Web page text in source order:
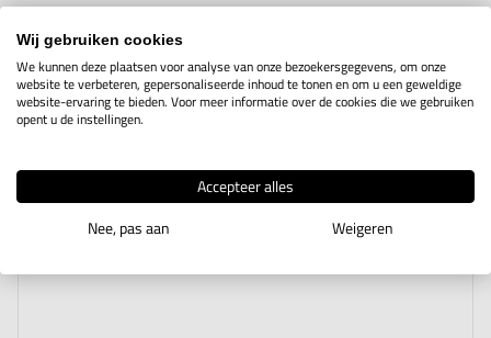
Wij gebruiken cookies
We kunnen deze plaatsen voor analyse van onze bezoekersgegevens, om onze
website te verbeteren, gepersonaliseerde inhoud te tonen en om u een geweldige
website-ervaring te bieden. Voor meer informatie over de cookies die we gebruiken
opent u de instellingen.
Accepteer alles
Nee, pas aan
Weigeren